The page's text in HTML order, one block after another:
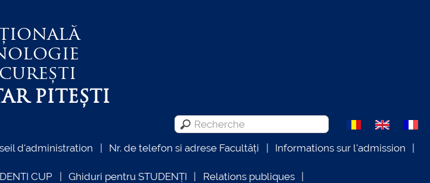
PITEȘTI
d'administration Nr. de telefon si adrese Facultăți Informations sur l'admission
CUP Ghiduri pentru STUDENȚI Relations publiques